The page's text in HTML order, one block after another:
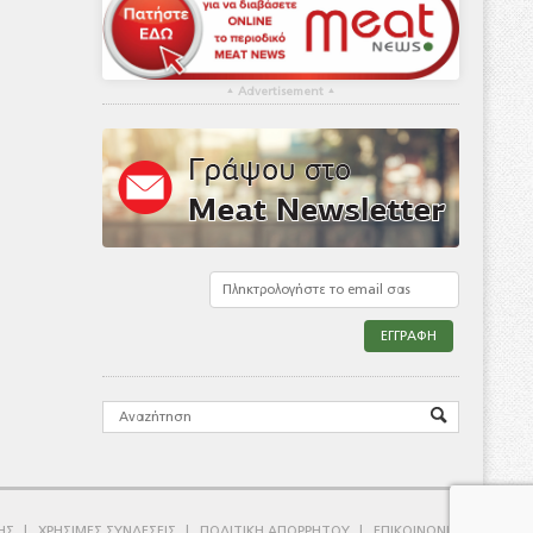
▴ Advertisement ▴